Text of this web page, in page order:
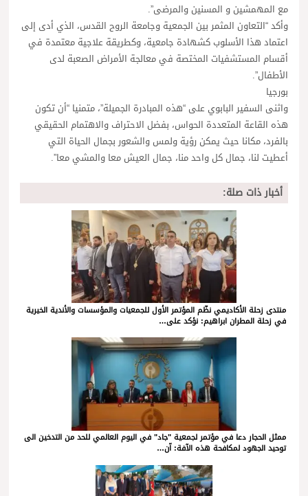
مع المهمشين و المسنين والمرضى”.
وأكد “التعاون المثمر بين الجمعية وجامعة الروح القدس، الذي أدى إلى
اعتماد هذا الأسلوب كشهادة جامعية، وكطريقة علاجية معتمدة في
أقسام المستشفيات المختصة في معالجة الأمراض الصعبة لدى
الأطفال”.
بورجيا
واثنى السفير البابوي على “هذه المبادرة الجميلة”، متمنيا “أن تكون
هذه القاعة المتعددة الحواس، بفضل الاحتراف والاهتمام الحقيقي
بالفرد، مكانا حيث يمكن رؤية ولمس والشعور بجمال الحياة التي
أعطيت لنا، جمال كل واحد منا، جمال العيش معا والمشي معا”.
أخبار ذات صلة:
منتدى زحلة الأكاديمي نظّم المؤتمر الأول للجمعيات والمؤسسات والأندية الخيرية
في زحلة المطران ابراهيم: نؤكد على…
ممثل الحجار دعا في مؤتمر لجمعية "جاد" في اليوم العالمي للحد من التدخين الى
توحيد الجهود لمكافحة هذه الآفة: آن…